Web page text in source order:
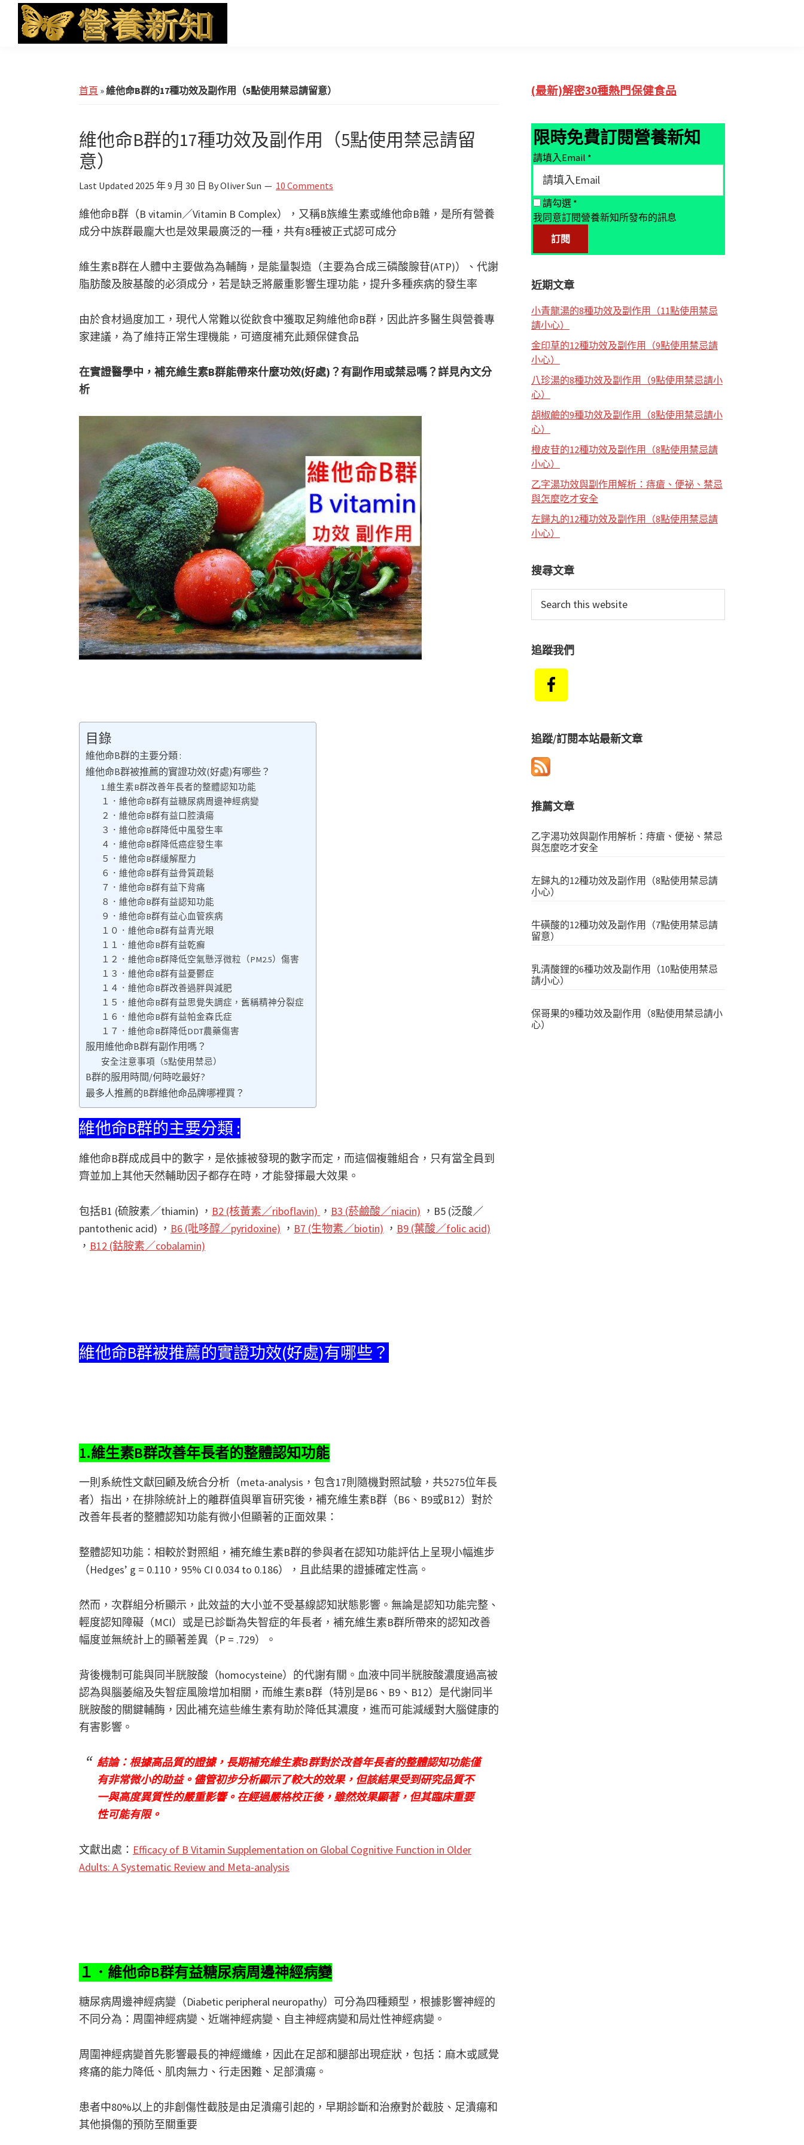
main
primary
footer
首頁 »維他命B群的17種功效及副作用（5點使用禁忌請留意）
維他命B群的17種功效及副作用（5點使用禁忌請留
意）
Last Updated 2025 年 9 月 30 日 ByOliver Sun 10 Comments
維他命B群（B vitamin／Vitamin B Complex），又稱B族維生素或維他命B雜，是所有營養
成分中族群最龐大也是效果最廣泛的一種，共有8種被正式認可成分
維生素B群在人體中主要做為為輔酶，是能量製造（主要為合成三磷酸腺苷(ATP)）、代謝
脂肪酸及胺基酸的必須成分，若是缺乏將嚴重影響生理功能，提升多種疾病的發生率
由於食材過度加工，現代人常難以從飲食中獲取足夠維他命B群，因此許多醫生與營養專
家建議，為了維持正常生理機能，可適度補充此類保健食品
在實證醫學中，補充維生素B群能帶來什麼功效(好處)？有副作用或禁忌嗎？詳見內文分
析
目錄
維他命B群的主要分類 :
維他命B群被推薦的實證功效(好處)有哪些？
1.維生素B群改善年長者的整體認知功能
１．維他命B群有益糖尿病周邊神經病變
２．維他命B群有益口腔潰瘍
３．維他命B群降低中風發生率
４．維他命B群降低癌症發生率
５．維他命B群緩解壓力
６．維他命B群有益骨質疏鬆
７．維他命B群有益下背痛
８．維他命B群有益認知功能
９．維他命B群有益心血管疾病
１０．維他命B群有益青光眼
１１．維他命B群有益乾癬
１２．維他命B群降低空氣懸浮微粒（PM2.5）傷害
１３．維他命B群有益憂鬱症
１４．維他命B群改善過胖與減肥
１５．維他命B群有益思覺失調症，舊稱精神分裂症
１６．維他命B群有益帕金森氏症
１７．維他命B群降低DDT農藥傷害
服用維他命B群有副作用嗎？
安全注意事項（5點使用禁忌）
B群的服用時間/何時吃最好?
最多人推薦的B群維他命品牌哪裡買？
維他命B群的主要分類 :
維他命B群成成員中的數字，是依據被發現的數字而定，而這個複雜組合，只有當全員到
齊並加上其他天然輔助因子都存在時，才能發揮最大效果。
包括B1 (硫胺素／thiamin) ， B2 (核黃素／riboflavin) ， B3 (菸鹼酸／niacin) ，B5 (泛酸／
pantothenic acid) ， B6 (吡哆醇／pyridoxine) ， B7 (生物素／biotin) ， B9 (葉酸／folic acid)
， B12 (鈷胺素／cobalamin)
維他命B群被推薦的實證功效(好處)有哪些？
1.維生素B群改善年長者的整體認知功能
一則系統性文獻回顧及統合分析（meta-analysis，包含17則隨機對照試驗，共5275位年長
者）指出，在排除統計上的離群值與單盲研究後，補充維生素B群（B6、B9或B12）對於
改善年長者的整體認知功能有微小但顯著的正面效果：
整體認知功能：相較於對照組，補充維生素B群的參與者在認知功能評估上呈現小幅進步
（Hedges’ g = 0.110，95% CI 0.034 to 0.186），且此結果的證據確定性高。
然而，次群組分析顯示，此效益的大小並不受基線認知狀態影響。無論是認知功能完整、
輕度認知障礙（MCI）或是已診斷為失智症的年長者，補充維生素B群所帶來的認知改善
幅度並無統計上的顯著差異（P = .729）。
背後機制可能與同半胱胺酸（homocysteine）的代謝有關。血液中同半胱胺酸濃度過高被
認為與腦萎縮及失智症風險增加相關，而維生素B群（特別是B6、B9、B12）是代謝同半
胱胺酸的關鍵輔酶，因此補充這些維生素有助於降低其濃度，進而可能減緩對大腦健康的
有害影響。
結論：根據高品質的證據，長期補充維生素B群對於改善年長者的整體認知功能僅
有非常微小的助益。儘管初步分析顯示了較大的效果，但該結果受到研究品質不
一與高度異質性的嚴重影響。在經過嚴格校正後，雖然效果顯著，但其臨床重要
性可能有限。
文獻出處： Efficacy of B Vitamin Supplementation on Global Cognitive Function in Older
Adults: A Systematic Review and Meta-analysis
１．維他命B群有益糖尿病周邊神經病變
糖尿病周邊神經病變（Diabetic peripheral neuropathy）可分為四種類型，根據影響神經的
不同分為：周圍神經病變、近端神經病變、自主神經病變和局灶性神經病變。
周圍神經病變首先影響最長的神經纖維，因此在足部和腿部出現症狀，包括：麻木或感覺
疼痛的能力降低、肌肉無力、行走困難、足部潰瘍。
患者中80%以上的非創傷性截肢是由足潰瘍引起的，早期診斷和治療對於截肢、足潰瘍和
其他損傷的預防至關重要
Primary
(最新)解密30種熱門保健食品
限時免費訂閱營養新知
請填入Email *
請勾選 *
我同意訂閱營養新知所發布的訊息
近期文章
小青龍湯的8種功效及副作用（11點使用禁忌
請小心）
金印草的12種功效及副作用（9點使用禁忌請
小心）
八珍湯的8種功效及副作用（9點使用禁忌請小
心）
胡椒鹼的9種功效及副作用（8點使用禁忌請小
心）
橙皮苷的12種功效及副作用（8點使用禁忌請
小心）
乙字湯功效與副作用解析：痔瘡、便祕、禁忌
與怎麼吃才安全
左歸丸的12種功效及副作用（8點使用禁忌請
小心）
搜尋文章
this
追蹤我們
追蹤/訂閱本站最新文章
推薦文章
乙字湯功效與副作用解析：痔瘡、便祕、禁忌
與怎麼吃才安全
左歸丸的12種功效及副作用（8點使用禁忌請
小心）
牛磺酸的12種功效及副作用（7點使用禁忌請
留意）
乳清酸鋰的6種功效及副作用（10點使用禁忌
請小心）
保哥果的9種功效及副作用（8點使用禁忌請小
心）